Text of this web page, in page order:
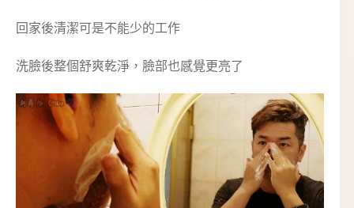
回家後清潔可是不能少的工作
洗臉後整個舒爽乾淨，臉部也感覺更亮了